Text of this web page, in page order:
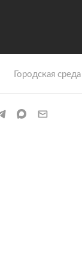
Городская среда